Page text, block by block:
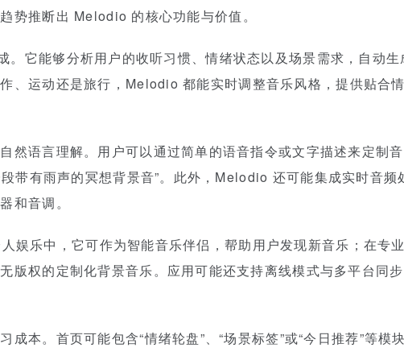
势推断出 Melodio 的核心功能与价值。
。它能够分析用户的收听习惯、情绪状态以及场景需求，自动生
、运动还是旅行，Melodio 都能实时调整音乐风格，提供贴合
然语言理解。用户可以通过简单的语音指令或文字描述来定制音
带有雨声的冥想背景音”。此外，Melodio 还可能集成实时音频
和音调。
娱乐中，它可作为智能音乐伴侣，帮助用户发现新音乐；在专
版权的定制化背景音乐。应用可能还支持离线模式与多平台同步
本。首页可能包含“情绪轮盘”、“场景标签”或“今日推荐”等模块